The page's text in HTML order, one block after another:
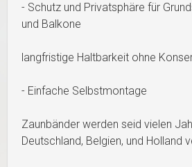
- Schutz und Privatsphäre für
und Balkone
langfristige Haltbarkeit ohne
- Einfache Selbstmontage
Zaunbänder werden seid vielen
Deutschland, Belgien, und Holland